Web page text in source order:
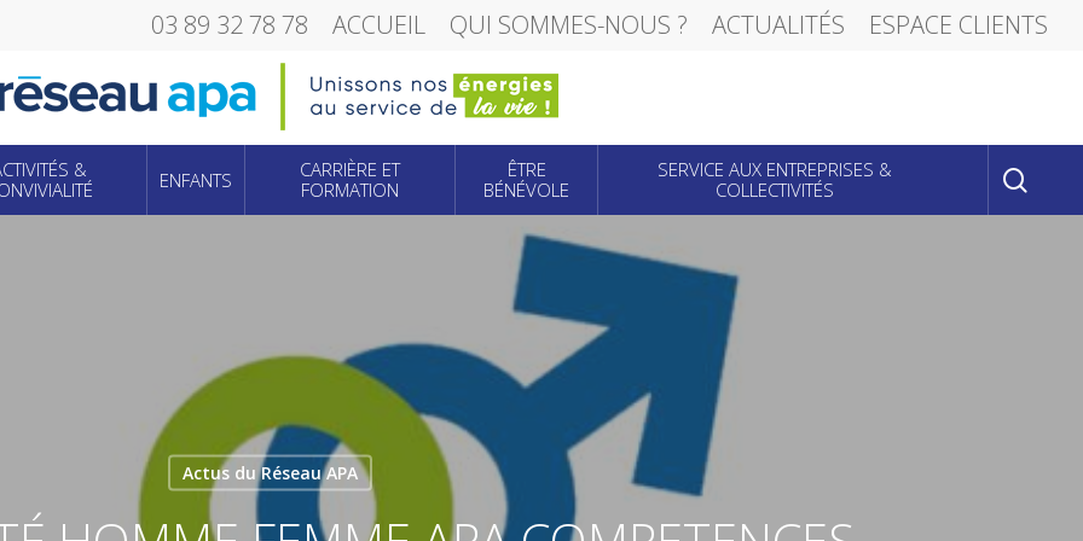
03 89 32 78 78 ACCUEIL QUI SOMMES-NOUS ? ACTUALITÉS ESPACE CLIENTS
&
ENFANTS
CARRIÈRE ET
FORMATION
ÊTRE
BÉNÉVOLE
SERVICE AUX ENTREPRISES &
COLLECTIVITÉS
Actus du Réseau APA